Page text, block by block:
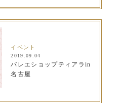
イベント
2019.09.04
バレエショップティアラin
名古屋